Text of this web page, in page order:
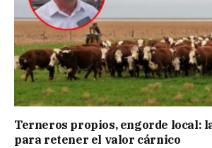
Terneros propios, engorde local:
para retener el valor cárnico